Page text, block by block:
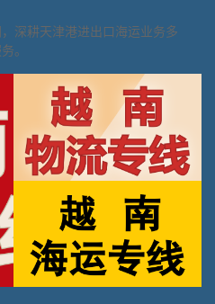
深耕天津港进出口海运业务多
。